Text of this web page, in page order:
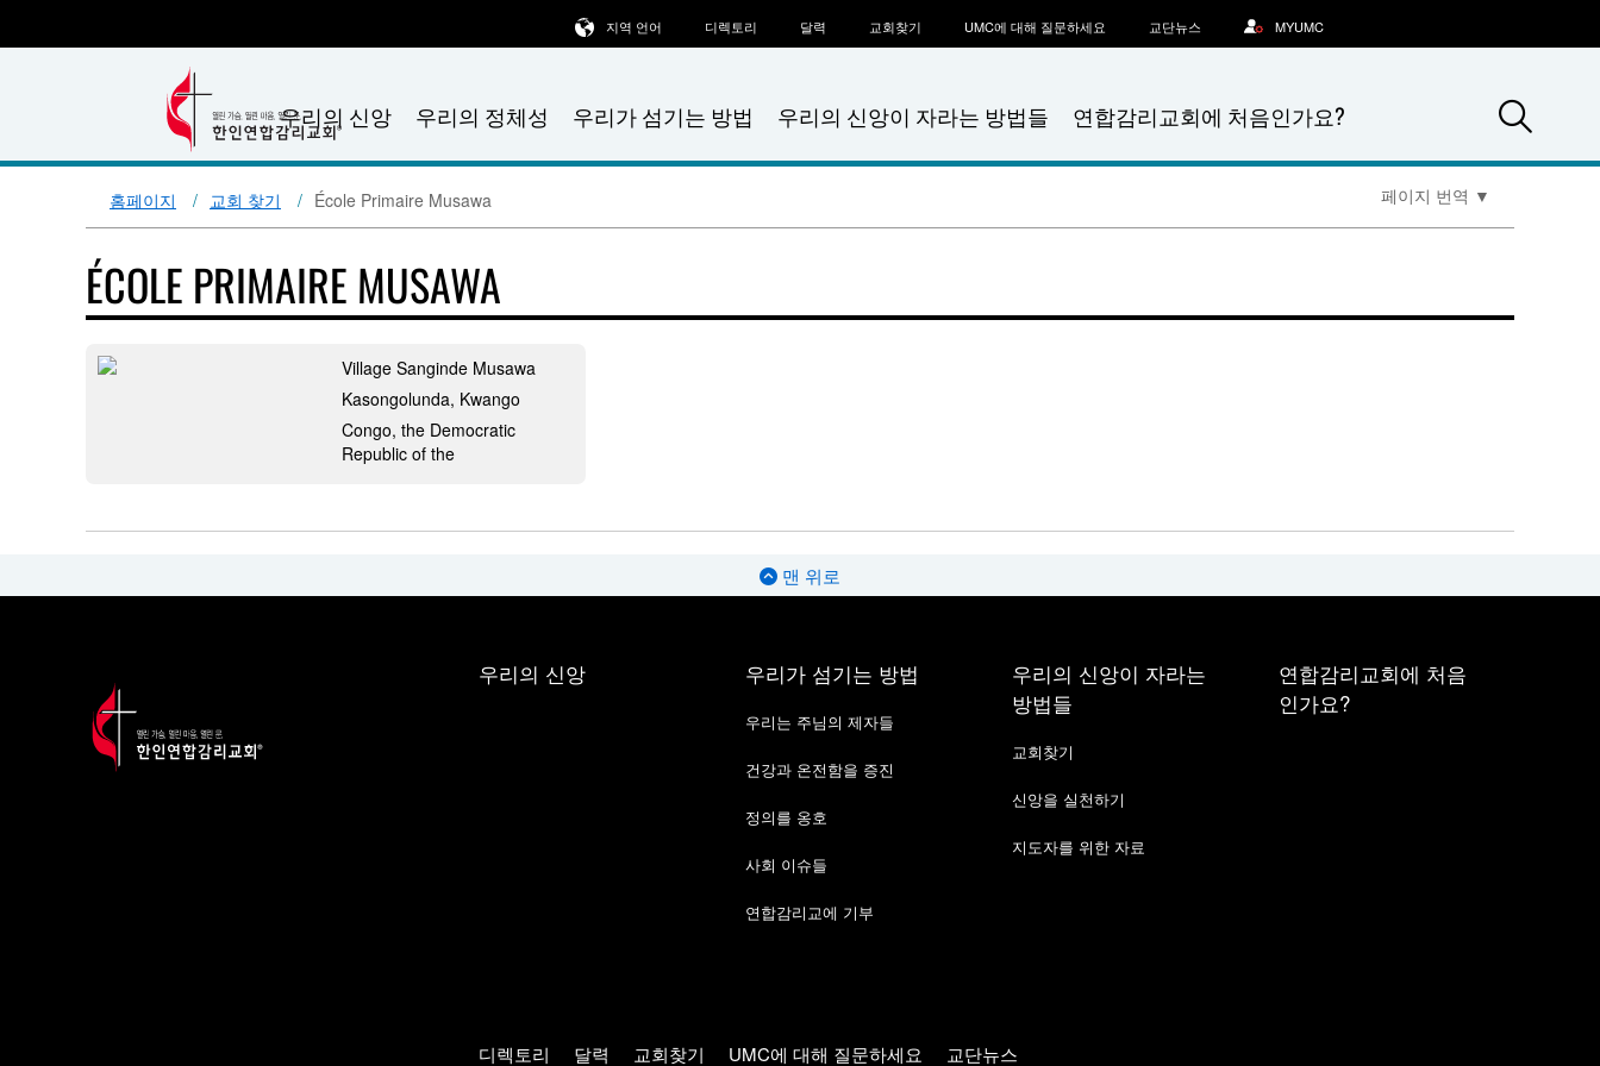
우리의 신앙 우리의 정체성 우리가 섬기는 방법 우리의 신앙이 자라는 방법들 연합감리교회에 처음인가요?
지역 언어 디렉토리 달력 교회찾기 UMC에 대해 질문하세요 교단뉴스 MYUMC
홈페이지 교회 찾기 École Primaire Musawa 페이지 번역 ▼
ÉCOLE PRIMAIRE MUSAWA
Village Sanginde Musawa
Kasongolunda, Kwango
Congo, the Democratic
Republic of the
맨 위로
우리의 신앙 우리가 섬기는 방법
우리는 주님의 제자들
건강과 온전함을 증진
정의를 옹호
사회 이슈들
연합감리교에 기부
우리의 신앙이 자라는
방법들
교회찾기
신앙을 실천하기
지도자를 위한 자료
연합감리교회에 처음
인가요?
디렉토리 달력 교회찾기 UMC에 대해 질문하세요 교단뉴스